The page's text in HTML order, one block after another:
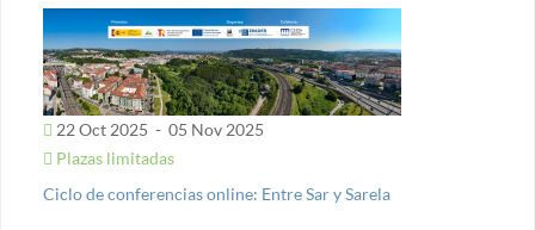
22 Oct 2025 - 05 Nov 2025
Plazas limitadas
Ciclo de conferencias online: Entre Sar y Sarela